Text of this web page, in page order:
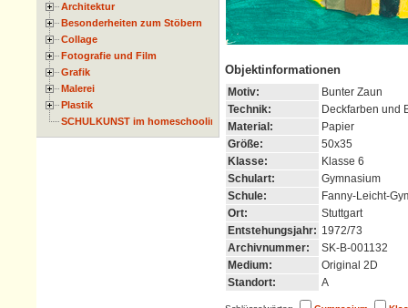
Architektur
Besonderheiten zum Stöbern
Collage
Fotografie und Film
Grafik
Malerei
Plastik
SCHULKUNST im homeschooling
Objektinformationen
Motiv:
Bunter Zaun
Technik:
Deckfarben und
Material:
Papier
Größe:
50x35
Klasse:
Klasse 6
Schulart:
Gymnasium
Schule:
Fanny-Leicht-
Ort:
Stuttgart
Entstehungsjahr: 1972/73
Archivnummer:
SK-B-001132
Medium:
Original 2D
Standort:
A